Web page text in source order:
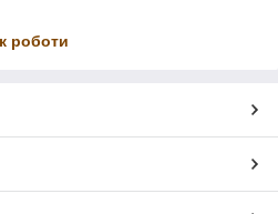
роботи